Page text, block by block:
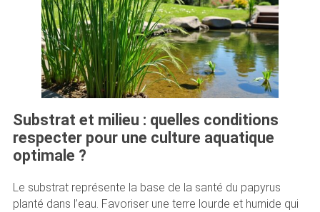
Substrat et milieu : quelles conditions
respecter pour une culture aquatique
optimale ?
Le substrat représente la base de la santé du papyrus
planté dans l’eau. Favoriser une terre lourde et humide qui